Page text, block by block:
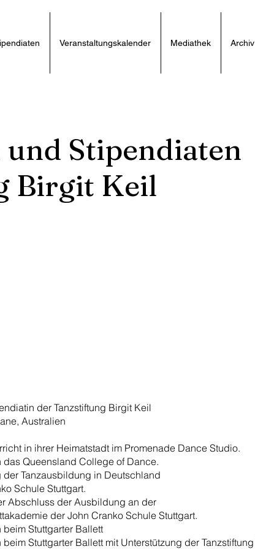
Veranstaltungskalender Mediathek Archiv
Stipendiaten
Birgit Keil
der Tanzstiftung Birgit Keil
Australien
in ihrer Heimatstadt im Promenade Dance Studio.
das Queensland College of Dance.
der Tanzausbildung in Deutschland
Schule Stuttgart.
Abschluss der Ausbildung an der
der John Cranko Schule Stuttgart.
Stuttgarter Ballett
Stuttgarter Ballett mit Unterstützung der Tanzstiftung